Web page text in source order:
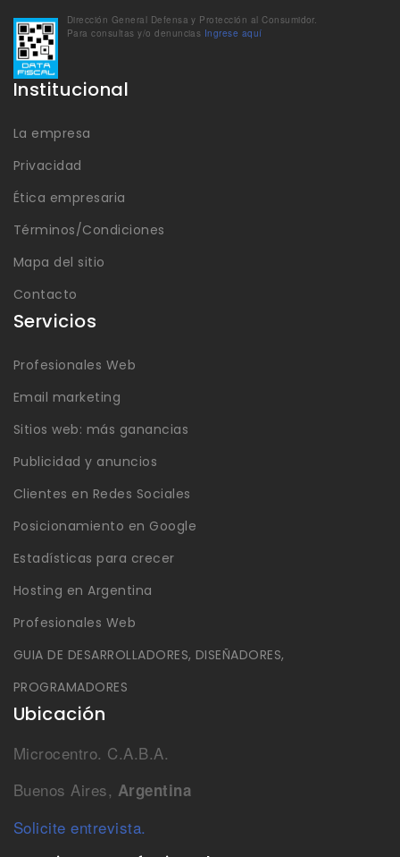
Dirección General Defensa y Protección al Consumidor.
Para consultas y/o denuncias Ingrese aquí
Institucional
La empresa
Privacidad
Ética empresaria
Términos/Condiciones
Mapa del sitio
Contacto
Servicios
Profesionales Web
Email marketing
Sitios web: más ganancias
Publicidad y anuncios
Clientes en Redes Sociales
Posicionamiento en Google
Estadísticas para crecer
Hosting en Argentina
Profesionales Web
GUIA DE DESARROLLADORES, DISEÑADORES,
PROGRAMADORES
Ubicación
Microcentro. C.A.B.A.
Buenos Aires, Argentina
Solicite entrevista.